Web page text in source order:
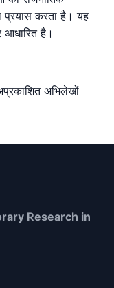
प्रयास करता है। यह
आधारित है।
अभिलेखों
Research in